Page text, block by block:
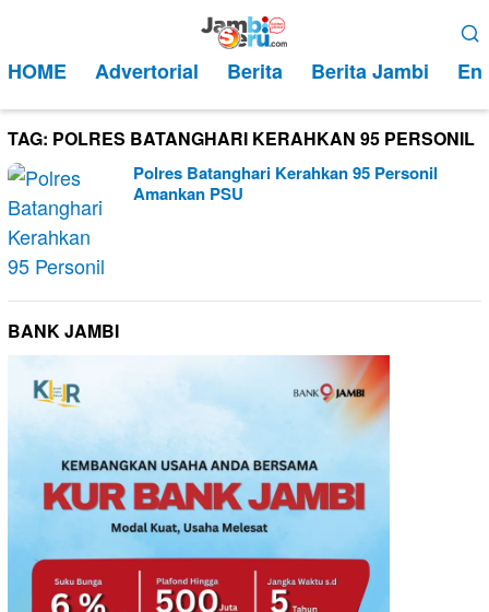
kontenMobile
HOME Advertorial Berita Berita Jambi
TAG: POLRES BATANGHARI KERAHKAN 95 PERSONIL
Polres Batanghari Kerahkan 95 Personil
Amankan PSU
BANK JAMBI